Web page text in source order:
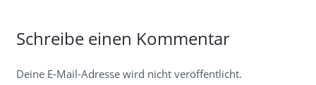
Schreibe einen Kommentar
Deine E-Mail-Adresse wird nicht veröffentlicht.